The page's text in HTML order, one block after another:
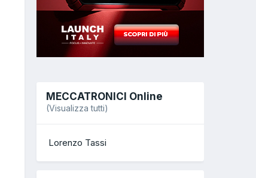
MECCATRONICI Online
(Visualizza tutti)
Lorenzo Tassi